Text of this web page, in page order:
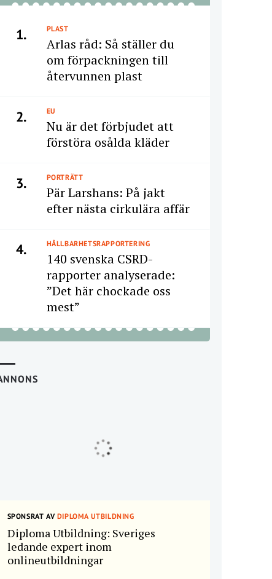
1. PLAST
Arlas råd: Så ställer du
om förpackningen till
återvunnen plast
2. EU
Nu är det förbjudet att
förstöra osålda kläder
3. PORTRÄTT
Pär Larshans: På jakt
efter nästa cirkulära affär
4. HÅLLBARHETSRAPPORTERING
140 svenska CSRD-
rapporter analyserade:
”Det här chockade oss
mest”
SPONSRAT AVDIPLOMA UTBILDNING
Diploma Utbildning: Sveriges
ledande expert inom
onlineutbildningar